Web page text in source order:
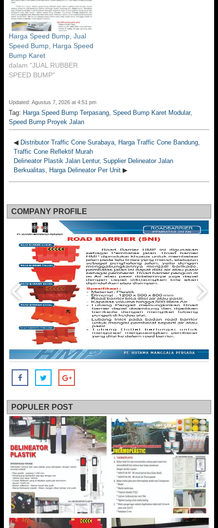
Harga Speed Bump, Jual
Speed Bump, Harga Speed
Bump Karet
dalam "JUAL RUBBER
SPEED BUMP"
Updated: Agustus 7, 2026 at 4:51 pm
Tag: Harga Speed Bump Terpasang, Speed Bump Karet Modular,
Speed Bump Proyek Jalan
◀ Distributor Traffic Cone Surabaya, Harga Traffic Cone Bandung,
Traffic Cone Reflektif Murah
Delineator Plastik Jalan Lentur, Supplier Delineator Jalan
Berkualitas, Harga Delineator Per Unit ▶
COMPANY PROFILE
POPULER POST